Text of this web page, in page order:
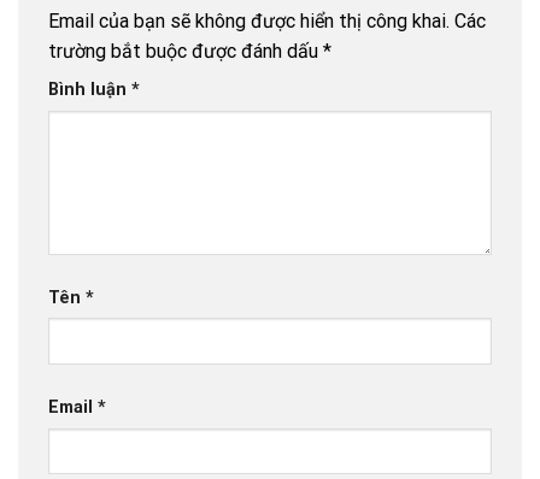
Email của bạn sẽ không được hiển thị công khai. Các
trường bắt buộc được đánh dấu *
Bình luận *
Tên *
Email *